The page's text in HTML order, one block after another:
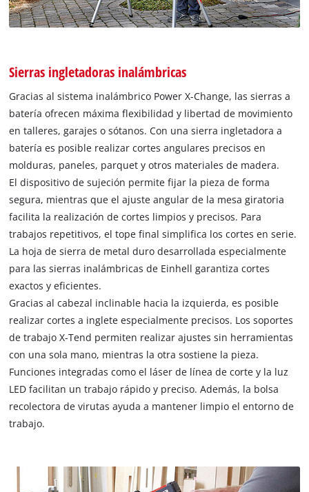
Sierras ingletadoras inalámbricas
Gracias al sistema inalámbrico Power X-Change, las sierras a
batería ofrecen máxima flexibilidad y libertad de movimiento
en talleres, garajes o sótanos. Con una sierra ingletadora a
batería es posible realizar cortes angulares precisos en
molduras, paneles, parquet y otros materiales de madera.
El dispositivo de sujeción permite fijar la pieza de forma
segura, mientras que el ajuste angular de la mesa giratoria
facilita la realización de cortes limpios y precisos. Para
trabajos repetitivos, el tope final simplifica los cortes en serie.
La hoja de sierra de metal duro desarrollada especialmente
para las sierras inalámbricas de Einhell garantiza cortes
exactos y eficientes.
Gracias al cabezal inclinable hacia la izquierda, es posible
realizar cortes a inglete especialmente precisos. Los soportes
de trabajo X-Tend permiten realizar ajustes sin herramientas
con una sola mano, mientras la otra sostiene la pieza.
Funciones integradas como el láser de línea de corte y la luz
LED facilitan un trabajo rápido y preciso. Además, la bolsa
recolectora de virutas ayuda a mantener limpio el entorno de
trabajo.